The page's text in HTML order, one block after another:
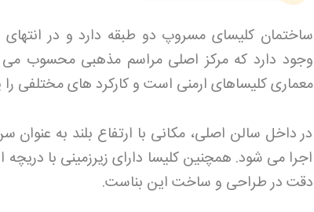
ساختمان کلیسای مسروپ دو طبقه دارد و در
وجود دارد که مرکز اصلی مراسم مذهبی محسوب
معماری کلیساهای ارمنی است و کارکرد های مختلفی
در داخل سالن اصلی، مکانی با ارتفاع بلند به
اجرا می شود. همچنین کلیسا دارای زیرزمینی با
دقت در طراحی و ساخت این بناست.